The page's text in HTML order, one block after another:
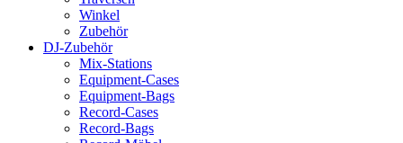
Winkel
Zubehör
DJ-Zubehör
Mix-Stations
Equipment-Cases
Equipment-Bags
Record-Cases
Record-Bags